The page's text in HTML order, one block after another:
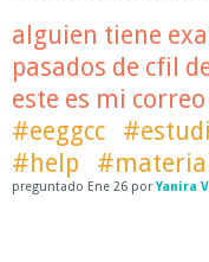
alguien tiene
pasados de cfil
este es mi
#eeggcc
#help
preguntado Ene 26 porYanira